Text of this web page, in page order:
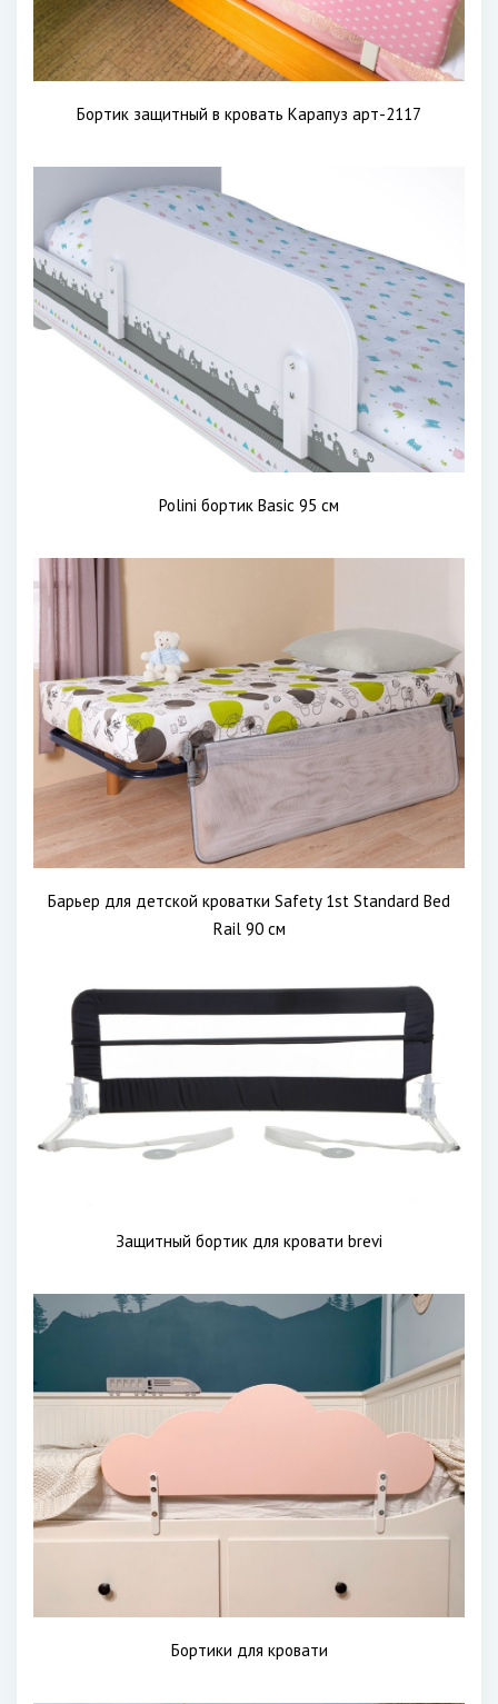
Бортик защитный в кровать Карапуз арт-2117
Polini бортик Basic 95 см
Барьер для детской кроватки Safety 1st Standard Bed
Rail 90 см
Защитный бортик для кровати brevi
Бортики для кровати